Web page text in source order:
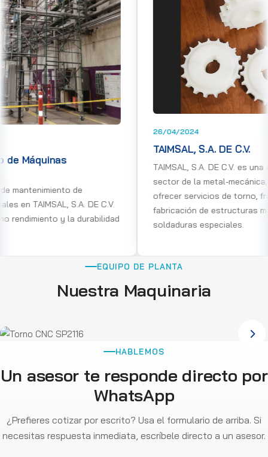
de
S.A. DE C.V.
la durabilidad
TAIMSAL, S.A. DE C.V.
TAIMSAL, S.A. DE C.V. es una empresa líder
sector de la metal-mecánica, especializada
ofrecer servicios de torno, fresadora,
fabricación de estructuras metálicas y
soldaduras especiales.
EQUIPO DE PLANTA
Nuestra Maquinaria
HABLEMOS
Un asesor te responde directo por
WhatsApp
¿Prefieres cotizar por escrito? Usa el formulario de arriba. Si
necesitas respuesta inmediata, escríbele directo a un asesor.